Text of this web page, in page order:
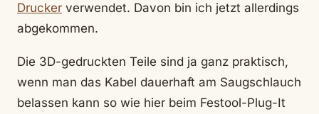
Drucker verwendet. Davon bin ich jetzt allerdings
abgekommen.
Die 3D-gedruckten Teile sind ja ganz praktisch,
wenn man das Kabel dauerhaft am Saugschlauch
belassen kann so wie hier beim Festool-Plug-It